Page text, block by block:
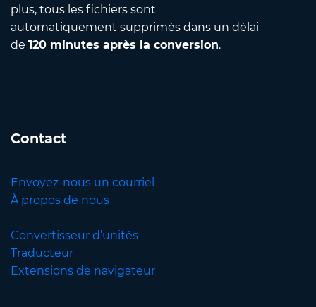
plus, tous les fichiers sont
automatiquement supprimés dans un délai
de 120 minutes après la conversion.
Contact
Envoyez-nous un courriel
À propos de nous
Convertisseur d’unités
Traducteur
Extensions de navigateur